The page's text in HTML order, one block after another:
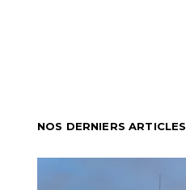
NOS DERNIERS ARTICLES